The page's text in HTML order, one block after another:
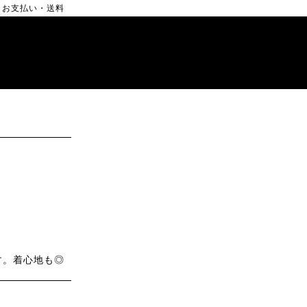
お支払い・送料
。着心地も◎